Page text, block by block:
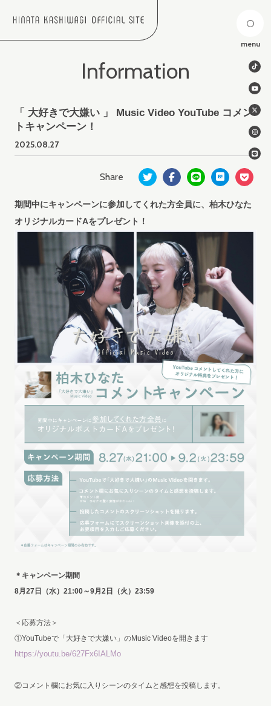
menu
Information
「 大好きで大嫌い 」 Music Video YouTube コメン
トキャンペーン！
2025.08.27
期間中にキャンペーンに参加してくれた方全員に、柏木ひなた
オリジナルカードAをプレゼント！
＊キャンペーン期間
8月27日（水）21:00～9月2日（火）23:59
＜応募方法＞
①YouTubeで「大好きで大嫌い」のMusic Videoを開きます
https://youtu.be/627Fx6IALMo
②コメント欄にお気に入りシーンのタイムと感想を投稿します。